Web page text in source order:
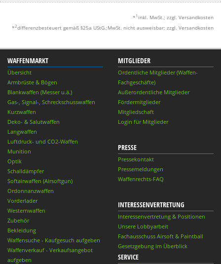
* 1 inkl. MwSt.; zzgl. Versandkosten
*2differenzbesteuert gemäß §25a UStG.;MwSt. nicht ausweisbar; zzgl. Versandkosten
WAFFENMARKT
Übersicht
Armbrüste & Bögen
Blankwaffen (Messer u.ä.)
Gas-, Signal-, Schreckschusswaffen
Kurzwaffen
Deko- & Salutwaffen
Langwaffen
Luftdruck- und CO2-Waffen
Munition
Optik
Schalldämpfer
Softairwaffen (Airsoftgun)
Ordonnanzwaffen
Vorderlader
Westernwaffen
Zubehör
Bekleidung
Waffensuche - Kaufgesuch aufgeben
Waffenverkauf - Verkaufsangebot
aufgeben
MITGLIEDER
Ordentliche Mitglieder (Waffen-
Fachgeschäfte)
Außerordentliche Mitglieder
Fördermitglieder
Mitgliedschaft
Login für Mitglieder
PRESSE
Pressekontakt
Pressemeldungen
Waffenrechts-FAQ
INTERESSENVERTRETUNG
Interessenvertretung & Positionen
Unsere Lobbyarbeit
Fachausschuss Airsoft & Paintball
Gesetzgebung im Überblick
SERVICE